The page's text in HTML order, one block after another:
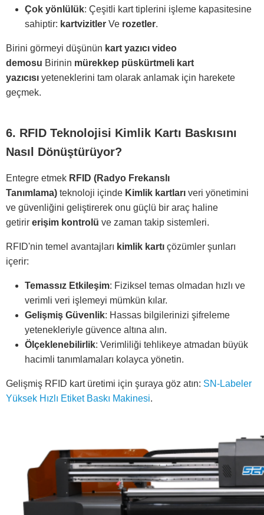
Çok yönlülük: Çeşitli kart tiplerini işleme kapasitesine
sahiptir: kartvizitler Ve rozetler.
Birini görmeyi düşünün kart yazıcı video
demosu Birinin mürekkep püskürtmeli kart
yazıcısı yeteneklerini tam olarak anlamak için harekete
geçmek.
6. RFID Teknolojisi Kimlik Kartı Baskısını
Nasıl Dönüştürüyor?
Entegre etmek RFID (Radyo Frekanslı
Tanımlama) teknoloji içinde Kimlik kartları veri yönetimini
ve güvenliğini geliştirerek onu güçlü bir araç haline
getirir erişim kontrolü ve zaman takip sistemleri.
RFID'nin temel avantajları kimlik kartı çözümler şunları
içerir:
Temassız Etkileşim: Fiziksel temas olmadan hızlı ve
verimli veri işlemeyi mümkün kılar.
Gelişmiş Güvenlik: Hassas bilgilerinizi şifreleme
yetenekleriyle güvence altına alın.
Ölçeklenebilirlik: Verimliliği tehlikeye atmadan büyük
hacimli tanımlamaları kolayca yönetin.
Gelişmiş RFID kart üretimi için şuraya göz atın: SN-Labeler
Yüksek Hızlı Etiket Baskı Makinesi.